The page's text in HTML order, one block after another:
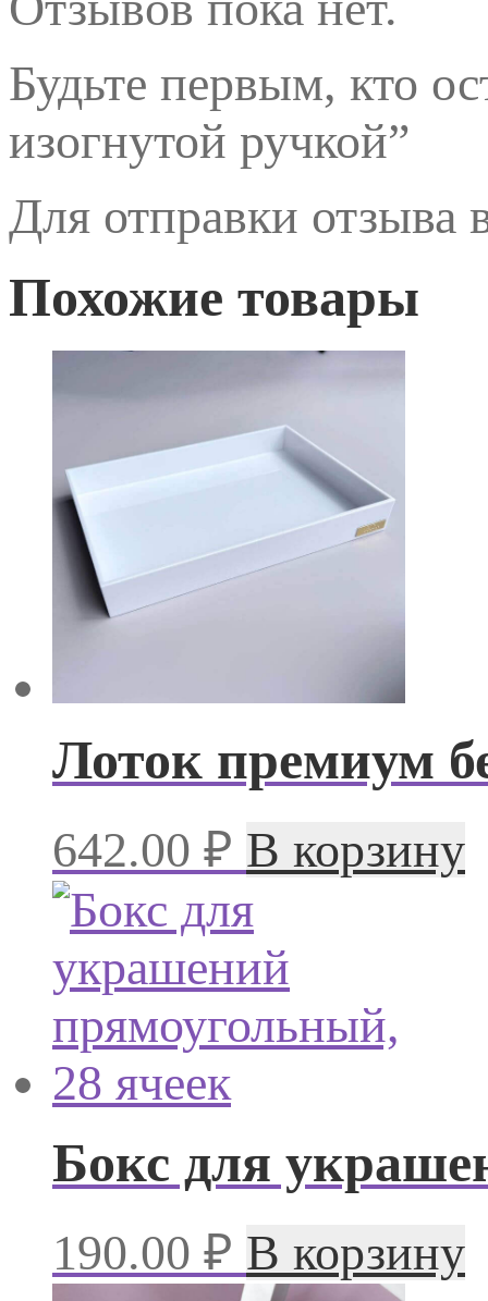
Будьте первым, кто
изогнутой ручкой”
Для отправки отзыва
Похожие товары
Лоток премиум
642.00 ₽ В корзину
Бокс для
190.00 ₽ В корзину